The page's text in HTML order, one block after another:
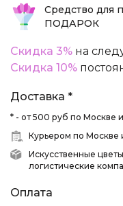
Средство для
ПОДАРОК
Скидка 3% на
Скидка 10%
Доставка *
* - от 500 руб по Москве
Курьером по
Искусственные
логистические
Оплата